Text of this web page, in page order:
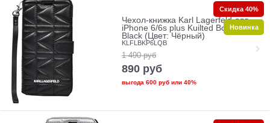
Чехол-книжка Karl Lagerfeld для
iPhone 6/6s plus Kuilted Booktype
Black (Цвет: Чёрный)
KLFLBKP6LQB
1 490 руб
890 руб
выгода 600 рубили 40%
Скидка 40%
Новинка